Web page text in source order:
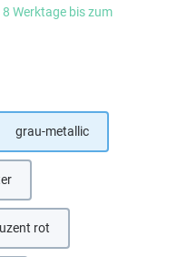
Werktage bis zum
ist zurzeit nicht verfügbar.)
grau-metallic
verfügbar.)
rot
(Diese Option ist zurzeit nicht